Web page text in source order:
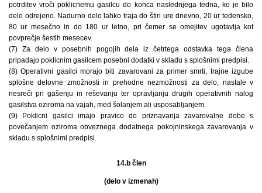
potrditev vroči poklicnemu gasilcu do konca naslednjega tedna, ko je bilo
delo odrejeno. Nadurno delo lahko traja do štiri ure dnevno, 20 ur tedensko,
80 ur mesečno in do 180 ur letno, pri čemer se omejitev ugotavlja kot
povprečje šestih mesecev.
(7) Za delo v posebnih pogojih dela iz četrtega odstavka tega člena
pripadajo poklicnim gasilcem posebni dodatki v skladu s splošnimi predpisi.
(8) Operativni gasilci morajo biti zavarovani za primer smrti, trajne izgube
splošne delovne zmožnosti in prehodne nezmožnosti za delo, nastale v
nesreči pri gašenju in reševanju ter opravljanju drugih operativnih nalog
gasilstva oziroma na vajah, med šolanjem ali usposabljanjem.
(9) Poklicni gasilci imajo pravico do priznavanja zavarovalne dobe s
povečanjem oziroma obveznega dodatnega pokojninskega zavarovanja v
skladu s splošnimi predpisi.
14.b člen
(delo v izmenah)